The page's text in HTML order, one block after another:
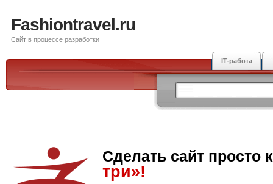
Fashiontravel.ru
Сайт в процессе разработки
IT-работа
Сделать сайт просто
три»!